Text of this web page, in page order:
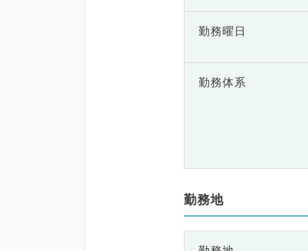
勤務曜日
勤務体系
勤務地